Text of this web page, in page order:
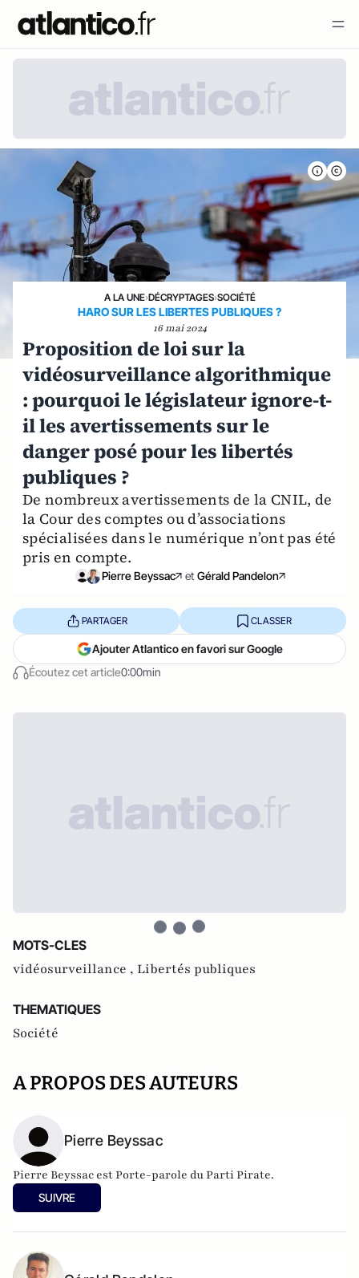
A LA UNE›DÉCRYPTAGES›SOCIÉTÉ
HARO SUR LES LIBERTES PUBLIQUES ?
16 mai 2024
Proposition de loi sur la
vidéosurveillance algorithmique
: pourquoi le législateur ignore-t-
il les avertissements sur le
danger posé pour les libertés
publiques ?
De nombreux avertissements de la CNIL, de
la Cour des comptes ou d’associations
spécialisées dans le numérique n’ont pas été
pris en compte.
Pierre Beyssac et Gérald Pandelon
Écoutez cet article0:00min
PARTAGER CLASSER
Ajouter Atlantico en favori sur Google
MOTS-CLES
vidéosurveillance , Libertés publiques
THEMATIQUES
Société
A PROPOS DES AUTEURS
Pierre Beyssac
Pierre Beyssac est Porte-parole duParti Pirate.
SUIVRE